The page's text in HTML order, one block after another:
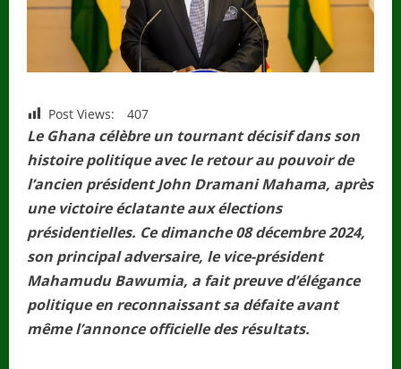
Post Views: 407
Le Ghana célèbre un tournant décisif dans son
histoire politique avec le retour au pouvoir de
l’ancien président John Dramani Mahama, après
une victoire éclatante aux élections
présidentielles. Ce dimanche 08 décembre 2024,
son principal adversaire, le vice-président
Mahamudu Bawumia, a fait preuve d’élégance
politique en reconnaissant sa défaite avant
même l’annonce officielle des résultats.